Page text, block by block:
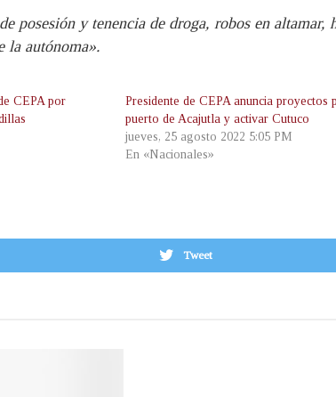
posesión y tenencia de droga, robos en altamar,
la autónoma».
CEPA por
Presidente de CEPA anuncia proyectos
puerto de Acajutla y activar Cutuco
jueves, 25 agosto 2022 5:05 PM
En «Nacionales»
Tweet